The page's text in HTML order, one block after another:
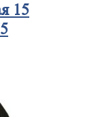
15